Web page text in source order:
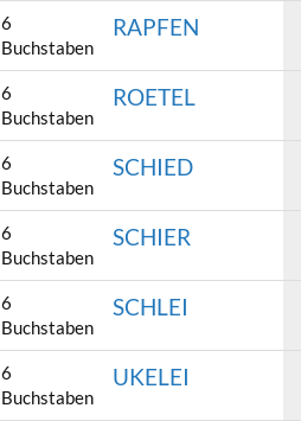
6
Buchstaben
RAPFEN
6
Buchstaben
ROETEL
6
Buchstaben
SCHIED
6
Buchstaben
SCHIER
6
Buchstaben
SCHLEI
6
Buchstaben
UKELEI